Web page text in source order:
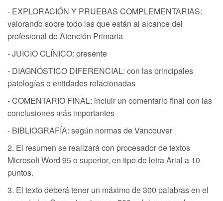
- EXPLORACIÓN Y PRUEBAS COMPLEMENTARIAS:
valorando sobre todo las que están al alcance del
profesional de Atención Primaria
- JUICIO CLÍNICO: presente
- DIAGNÓSTICO DIFERENCIAL: con las principales
patologías o entidades relacionadas
- COMENTARIO FINAL: incluir un comentario final con las
conclusiones más importantes
- BIBLIOGRAFÍA: según normas de Vancouver
2. El resumen se realizará con procesador de textos
Microsoft Word 95 o superior, en tipo de letra Arial a 10
puntos.
3. El texto deberá tener un máximo de 300 palabras en el